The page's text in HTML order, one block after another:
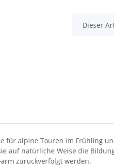
x
Dieser
für alpine Touren im Frühling
natürliche Weise die
zurückverfolgt werden.